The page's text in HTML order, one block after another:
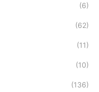
(6)
(62)
(11)
(10)
(136)